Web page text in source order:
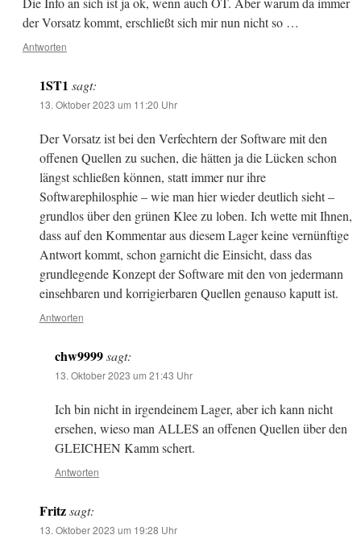
der Vorsatz kommt, erschließt sich mir nun nicht so …
Antworten
1ST1 sagt:
13. Oktober 2023 um 11:20 Uhr
Der Vorsatz ist bei den Verfechtern der Software mit den
offenen Quellen zu suchen, die hätten ja die Lücken schon
längst schließen können, statt immer nur ihre
Softwarephilosphie – wie man hier wieder deutlich sieht –
grundlos über den grünen Klee zu loben. Ich wette mit Ihnen,
dass auf den Kommentar aus diesem Lager keine vernünftige
Antwort kommt, schon garnicht die Einsicht, dass das
grundlegende Konzept der Software mit den von jedermann
einsehbaren und korrigierbaren Quellen genauso kaputt ist.
Antworten
chw9999sagt:
13. Oktober 2023 um 21:43 Uhr
Ich bin nicht in irgendeinem Lager, aber ich kann nicht
ersehen, wieso man ALLES an offenen Quellen über den
GLEICHEN Kamm schert.
Antworten
Fritz sagt:
13. Oktober 2023 um 19:28 Uhr